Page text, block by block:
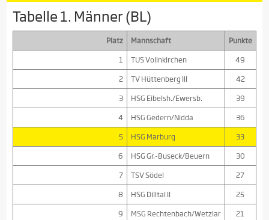
Tabelle 1. Männer (BL)
Platz Mannschaft
Punkte
1
TUS Vollnkirchen
49
2
TV Hüttenberg III
42
3
HSG Eibelsh./Ewersb.
39
4
HSG Gedern/Nidda
36
5
HSG Marburg
33
6
HSG Gr.-Buseck/Beuern
30
7
TSV Södel
27
8
HSG Dilltal II
25
9
MSG Rechtenbach/Wetzlar
21